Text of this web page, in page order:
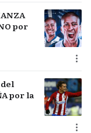
por
por la